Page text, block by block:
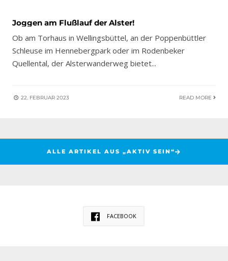
Joggen am Flußlauf der Alster!
Ob am Torhaus in Wellingsbüttel, an der Poppenbüttler
Schleuse im Hennebergpark oder im Rodenbeker
Quellental, der Alsterwanderweg bietet...
22. FEBRUAR 2023 READ MORE
ALLE ARTIKEL AUS „AKTIV SEIN“
FACEBOOK